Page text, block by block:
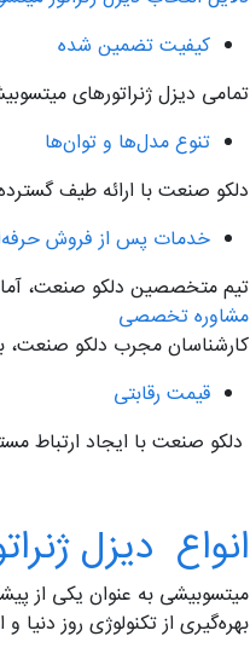
کیفیت تضمین شده
تمامی دیزل ژنراتورهای
تنوع مدل‌ها و توان‌ها
دلکو صنعت با ارائه طیف
خدمات پس از فروش
تیم متخصصین دلکو صنعت،
مشاوره تخصصی
کارشناسان مجرب دلکو صنعت، با
قیمت رقابتی
دلکو صنعت با ایجاد ارتباط
انواع دیزل
میتسوبیشی به عنوان یکی از
بهره‌گیری از تکنولوژی روز